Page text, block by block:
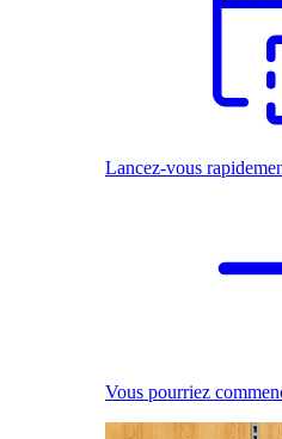
Lancez-vous
Vous pourriez